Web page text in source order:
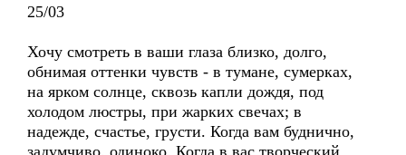
25/03
Хочу смотреть в ваши глаза близко, долго,
обнимая оттенки чувств - в тумане, сумерках,
на ярком солнце, сквозь капли дождя, под
холодом люстры, при жарких свечах; в
надежде, счастье, грусти. Когда вам буднично,
задумчиво, одиноко. Когда в вас творческий